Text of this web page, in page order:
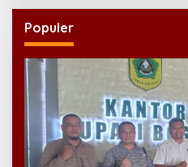
Populer